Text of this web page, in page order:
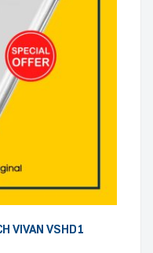
VIVAN VSHD1